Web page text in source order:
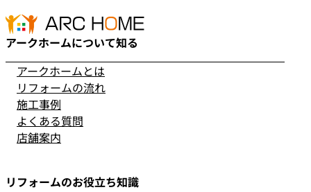
アークホームについて知る
アークホームとは
リフォームの流れ
施工事例
よくある質問
店舗案内
リフォームのお役立ち知識